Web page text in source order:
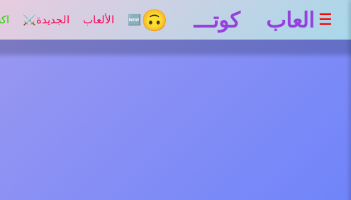
☰ العاب كوتـــ 🙃 🆕 الألعاب الجديدة ⚔️